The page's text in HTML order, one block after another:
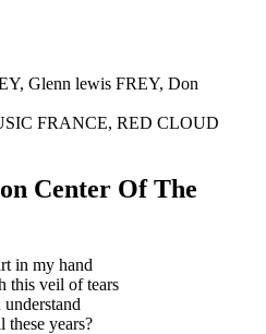
Glenn lewis FREY, Don
FRANCE, RED CLOUD
Center Of The
in my hand
this veil of tears
years?